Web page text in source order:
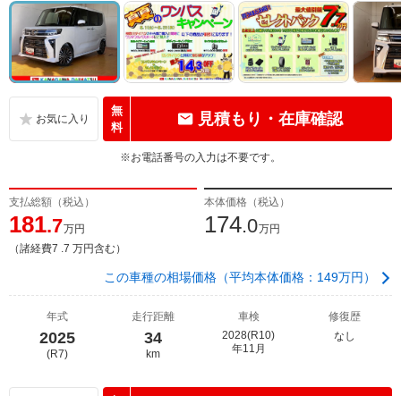
無
料
見積もり・在庫確認
※お電話番号の入力は不要です。
支払総額（税込）
181.7万円
（諸経費7 .7 万円含む）
本体価格（税込）
174.0万円
この車種の相場価格（平均本体価格：149万円）
年式
2025
(R7)
走行距離
34
km
車検
2028(R10)
年11月
修復歴
なし